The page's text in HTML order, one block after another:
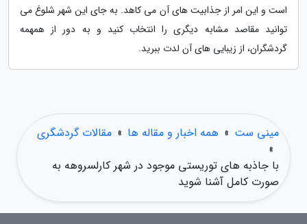
است و این امر از جذابیت های آن می کاهد. به جای این شهر شلوغ می
توانید مقاصد مشابه دیگری را انتخاب کنید و به دور از همهمه
گردشگران، از زیبایی های آن لدت ببرید.
مینی ست » همه اخبار و مقاله ها » مقالات گردشگری
»
با جاذبه های توریستی موجود در شهر کارلسروهه به
صورت کامل آشنا شوید